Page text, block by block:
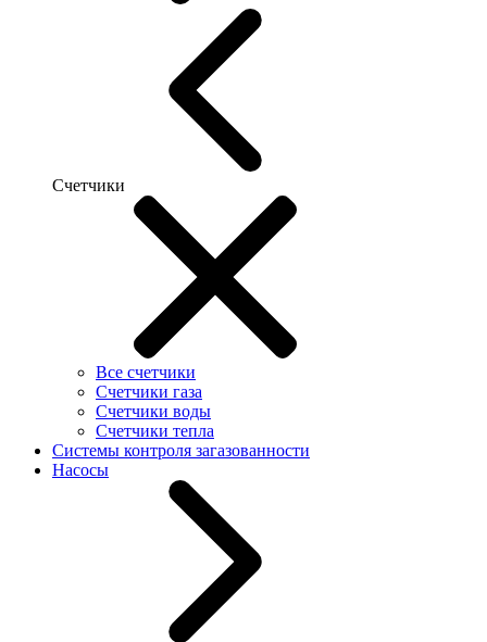
Счетчики
Все счетчики
Счетчики газа
Счетчики воды
Счетчики тепла
Системы контроля загазованности
Насосы